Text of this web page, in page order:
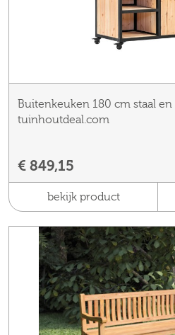
Buitenkeuken 180 cm staal en
tuinhoutdeal.com
€ 849,15
bekijk product